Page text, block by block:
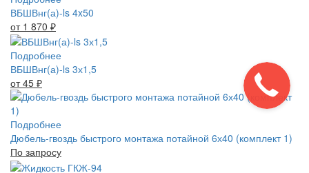
ВБШВнг(а)-ls 4x50
от 1 870 ₽
Подробнее
ВБШВнг(а)-ls 3х1,5
от 45 ₽
Подробнее
Дюбель-гвоздь быстрого монтажа потайной 6х40 (комплект 1)
По запросу